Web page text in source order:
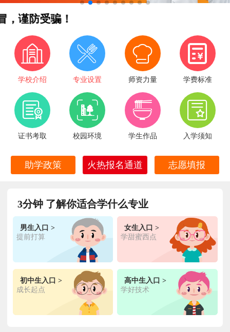
防受骗！
学校介绍 专业设置 师资力量 学费标准
证书考取 校园环境 学生作品 入学须知
助学政策 火热报名通道 志愿填报
3分钟 了解你适合学什么专业
男生入口 >
提前打算
女生入口 >
学甜蜜西点
初中生入口 >
成长起点
高中生入口 >
学好技术
金典总厨专业 福建厦门 在线报名
林** 金鼎大厨专业 福建漳州 1天前 在线报名
陈** 时尚西点专业 福建泉州 3天前 在线报名
张** 金领大厨专业 福建厦门 8小时前 在线报名
经典西点专业 在线报名